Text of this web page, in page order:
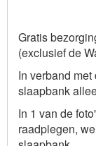
Gratis
(exclusief de
In verband
slaapbank
In 1 van de
raadplegen,